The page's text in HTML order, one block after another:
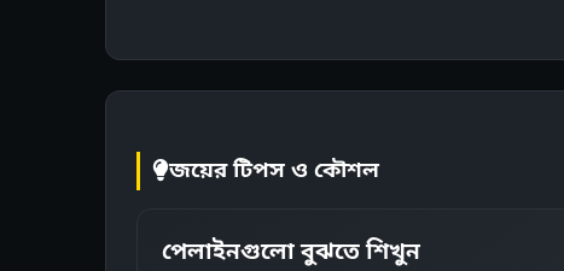
জয়ের টিপস ও কৌশল
পেলাইনগুলো বুঝতে শিখুন